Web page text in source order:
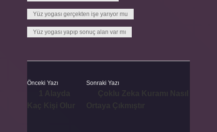
Yüz yogası gerçekten işe yarıyor mu
Yüz yogası yapıp sonuç alan var mı
Önceki Yazı Sonraki Yazı